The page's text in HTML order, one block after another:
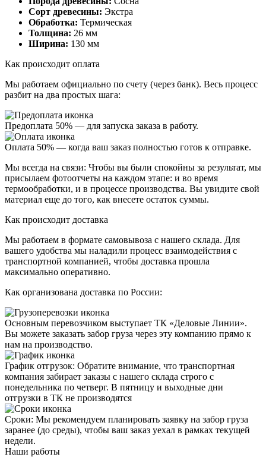
Сорт древесины: Экстра
Обработка: Термическая
Толщина: 26 мм
Ширина: 130 мм
Как происходит оплата
Мы работаем официально по счету (через банк). Весь процесс
разбит на два простых шага:
Предоплата 50% — для запуска заказа в работу.
Оплата 50% — когда ваш заказ полностью готов к отправке.
Мы всегда на связи: Чтобы вы были спокойны за результат, мы
присылаем фотоотчеты на каждом этапе: и во время
термообработки, и в процессе производства. Вы увидите свой
материал еще до того, как внесете остаток суммы.
Как происходит доставка
Мы работаем в формате самовывоза с нашего склада. Для
вашего удобства мы наладили процесс взаимодействия с
транспортной компанией, чтобы доставка прошла
максимально оперативно.
Как организована доставка по России:
Основным перевозчиком выступает ТК «Деловые Линии».
Вы можете заказать забор груза через эту компанию прямо к
нам на производство.
График отгрузок: Обратите внимание, что транспортная
компания забирает заказы с нашего склада строго с
понедельника по четверг. В пятницу и выходные дни
отгрузки в ТК не производятся
Сроки: Мы рекомендуем планировать заявку на забор груза
заранее (до среды), чтобы ваш заказ уехал в рамках текущей
недели.
Наши работы